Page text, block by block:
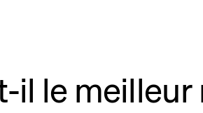
il le meilleur